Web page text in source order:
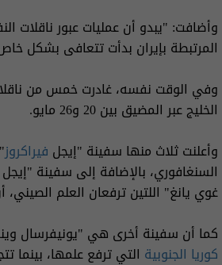
وأضافت: "يبدو أن عمليات عبور ناقلات
المرتبطة بإيران بدأت تتعافى بشكل
وفي الوقت نفسه، غادرت خمس من
الخليج عبر المضيق بين 20 و26 مايو.
وأعلنت ثلاث منها سفينة "إيجل فيراكروز
السنغافوري، بالإضافة إلى سفينة
غوي يانغ" اللتين ترفعان العلم الصيني،
كما أن سفينة أخرى هي "يونيفرسال
كوريا الجنوبية التي ترفع علمها،